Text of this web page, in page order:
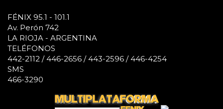
FÉNIX 95.1 - 101.1
Av. Perón 742
LA RIOJA - ARGENTINA
TELÉFONOS
442-2112 / 446-2656 / 443-2596 / 446-4254
SMS
466-3290